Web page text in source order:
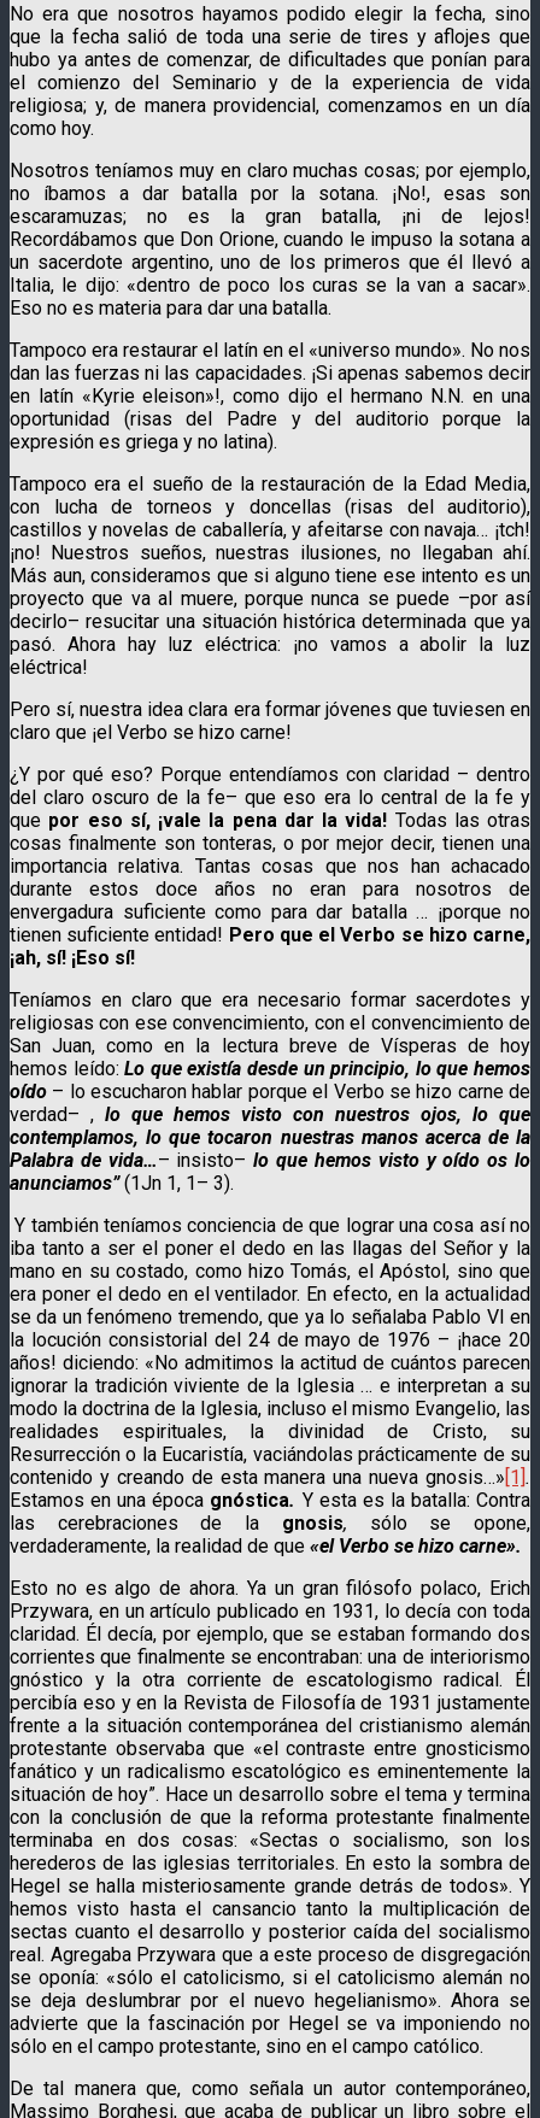
No era que nosotros hayamos podido elegir la fecha, sino
que la fecha salió de toda una serie de tires y aflojes que
hubo ya antes de comenzar, de dificultades que ponían para
el comienzo del Seminario y de la experiencia de vida
religiosa; y, de manera providencial, comenzamos en un día
como hoy.
Nosotros teníamos muy en claro muchas cosas; por ejemplo,
no íbamos a dar batalla por la sotana. ¡No!, esas son
escaramuzas; no es la gran batalla, ¡ni de lejos!
Recordábamos que Don Orione, cuando le impuso la sotana a
un sacerdote argentino, uno de los primeros que él llevó a
Italia, le dijo: «dentro de poco los curas se la van a sacar».
Eso no es materia para dar una batalla.
Tampoco era restaurar el latín en el «universo mundo». No nos
dan las fuerzas ni las capacidades. ¡Si apenas sabemos decir
en latín «Kyrie eleison»!, como dijo el hermano N.N. en una
oportunidad (risas del Padre y del auditorio porque la
expresión es griega y no latina).
Tampoco era el sueño de la restauración de la Edad Media,
con lucha de torneos y doncellas (risas del auditorio),
castillos y novelas de caballería, y afeitarse con navaja… ¡tch!
¡no! Nuestros sueños, nuestras ilusiones, no llegaban ahí.
Más aun, consideramos que si alguno tiene ese intento es un
proyecto que va al muere, porque nunca se puede –por así
decirlo– resucitar una situación histórica determinada que ya
pasó. Ahora hay luz eléctrica: ¡no vamos a abolir la luz
eléctrica!
Pero sí, nuestra idea clara era formar jóvenes que tuviesen en
claro que ¡el Verbo se hizo carne!
¿Y por qué eso? Porque entendíamos con claridad – dentro
del claro oscuro de la fe– que eso era lo central de la fe y
que por eso sí, ¡vale la pena dar la vida! Todas las otras
cosas finalmente son tonteras, o por mejor decir, tienen una
importancia relativa. Tantas cosas que nos han achacado
durante estos doce años no eran para nosotros de
envergadura suficiente como para dar batalla … ¡porque no
tienen suficiente entidad! Pero que el Verbo se hizo carne,
¡ah, sí! ¡Eso sí!
Teníamos en claro que era necesario formar sacerdotes y
religiosas con ese convencimiento, con el convencimiento de
San Juan, como en la lectura breve de Vísperas de hoy
hemos leído:Lo que existía desde un principio, lo que hemos
oído – lo escucharon hablar porque el Verbo se hizo carne de
verdad– , lo que hemos visto con nuestros ojos, lo que
contemplamos, lo que tocaron nuestras manos acerca de la
Palabra de vida…– insisto–lo que hemos visto y oído os lo
anunciamos”(1Jn 1, 1– 3).
Y también teníamos conciencia de que lograr una cosa así no
iba tanto a ser el poner el dedo en las llagas del Señor y la
mano en su costado, como hizo Tomás, el Apóstol, sino que
era poner el dedo en el ventilador. En efecto, en la actualidad
se da un fenómeno tremendo, que ya lo señalaba Pablo VI en
la locución consistorial del 24 de mayo de 1976 – ¡hace 20
años! diciendo: «No admitimos la actitud de cuántos parecen
ignorar la tradición viviente de la Iglesia … e interpretan a su
modo la doctrina de la Iglesia, incluso el mismo Evangelio, las
realidades espirituales, la divinidad de Cristo, su
Resurrección o la Eucaristía, vaciándolas prácticamente de su
contenido y creando de esta manera una nueva gnosis…»[1].
Estamos en una época gnóstica. Y esta es la batalla: Contra
las cerebraciones de la gnosis, sólo se opone,
verdaderamente, la realidad de que «el Verbo se hizo carne».
Esto no es algo de ahora. Ya un gran filósofo polaco, Erich
Przywara, en un artículo publicado en 1931, lo decía con toda
claridad. Él decía, por ejemplo, que se estaban formando dos
corrientes que finalmente se encontraban: una de interiorismo
gnóstico y la otra corriente de escatologismo radical. Él
percibía eso y en la Revista de Filosofía de 1931 justamente
frente a la situación contemporánea del cristianismo alemán
protestante observaba que «el contraste entre gnosticismo
fanático y un radicalismo escatológico es eminentemente la
situación de hoy”. Hace un desarrollo sobre el tema y termina
con la conclusión de que la reforma protestante finalmente
terminaba en dos cosas: «Sectas o socialismo, son los
herederos de las iglesias territoriales. En esto la sombra de
Hegel se halla misteriosamente grande detrás de todos». Y
hemos visto hasta el cansancio tanto la multiplicación de
sectas cuanto el desarrollo y posterior caída del socialismo
real. Agregaba Przywara que a este proceso de disgregación
se oponía: «sólo el catolicismo, si el catolicismo alemán no
se deja deslumbrar por el nuevo hegelianismo». Ahora se
advierte que la fascinación por Hegel se va imponiendo no
sólo en el campo protestante, sino en el campo católico.
De tal manera que, como señala un autor contemporáneo,
Massimo Borghesi, que acaba de publicar un libro sobre el